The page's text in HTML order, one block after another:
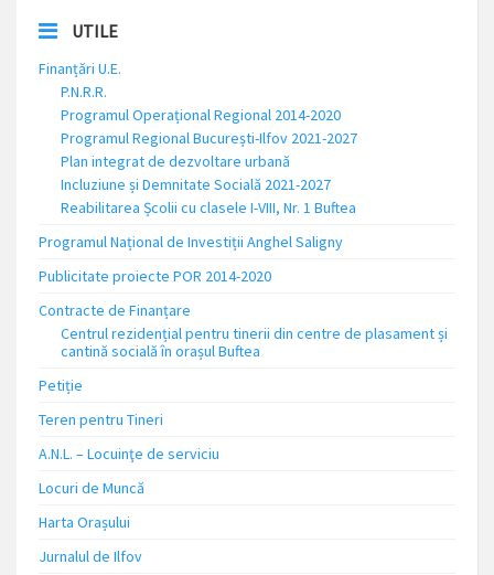
UTILE
Finanțări U.E.
P.N.R.R.
Programul Operațional Regional 2014-2020
Programul Regional București-Ilfov 2021-2027
Plan integrat de dezvoltare urbană
Incluziune și Demnitate Socială 2021-2027
Reabilitarea Școlii cu clasele I-VIII, Nr. 1 Buftea
Programul Național de Investiții Anghel Saligny
Publicitate proiecte POR 2014-2020
Contracte de Finanțare
Centrul rezidențial pentru tinerii din centre de plasament și
cantină socială în orașul Buftea
Petiție
Teren pentru Tineri
A.N.L. – Locuinţe de serviciu
Locuri de Muncă
Harta Orașului
Jurnalul de Ilfov